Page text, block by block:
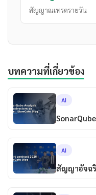
สัญญาณเทรดรายวัน
บทความที่เกี่ยวข้อง
AI
AI
สัญญาอัจฉ